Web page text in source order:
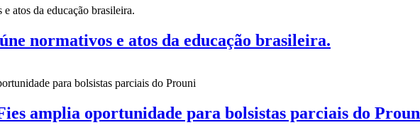
normativos e atos da educação brasileira.
amplia oportunidade para bolsistas parciais do